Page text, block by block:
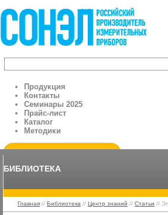
Продукция
Контакты
Семинары 2025
Прайс-лист
Каталог
Методики
БИБЛИОТЕКА
Главная // Библиотека // Центр знаний // Статьи //